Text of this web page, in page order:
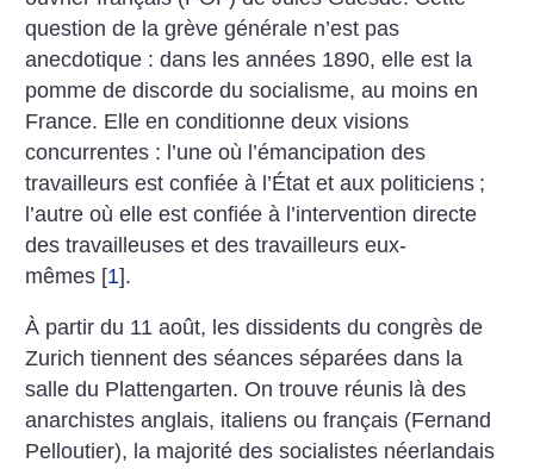
question de la grève générale n’est pas
anecdotique : dans les années 1890, elle est la
pomme de discorde du socialisme, au moins en
France. Elle en conditionne deux visions
concurrentes : l’une où l’émancipation des
travailleurs est confiée à l’État et aux politiciens ;
l’autre où elle est confiée à l’intervention directe
des travailleuses et des travailleurs eux-
mêmes [1].
À partir du 11 août, les dissidents du congrès de
Zurich tiennent des séances séparées dans la
salle du Plattengarten. On trouve réunis là des
anarchistes anglais, italiens ou français (Fernand
Pelloutier), la majorité des socialistes néerlandais